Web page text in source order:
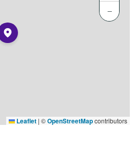
−
Leaflet | ©OpenStreetMapcontributors